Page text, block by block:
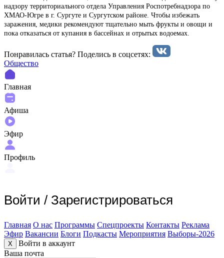
надзору территориального отдела Управления Роспотребнадзора по
ХМАО-Югре в г. Сургуте и Сургутском районе. Чтобы избежать
заражения, медики рекомендуют тщательно мыть фрукты и овощи и
пока отказаться от купания в бассейнах и отрытых водоемах.
Понравилась статья? Поделиcь в соцсетях:
Общество
Главная
Афиша
Эфир
Профиль
Войти / Зарегистрироваться
Главная О нас Программы Спецпроекты Контакты Реклама
Эфир Вакансии Блоги Подкасты Мероприятия Выборы-2026
X
Войти в аккаунт
Ваша почта